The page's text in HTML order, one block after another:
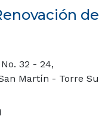
32 - 24,
Martín - Torre